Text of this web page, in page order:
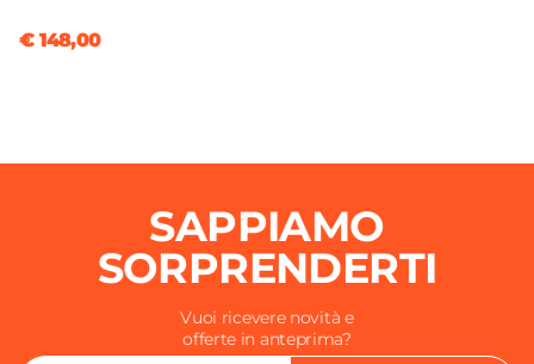
€ 148,00
SAPPIAMO
SORPRENDERTI
Vuoi ricevere novità e
offerte in anteprima?